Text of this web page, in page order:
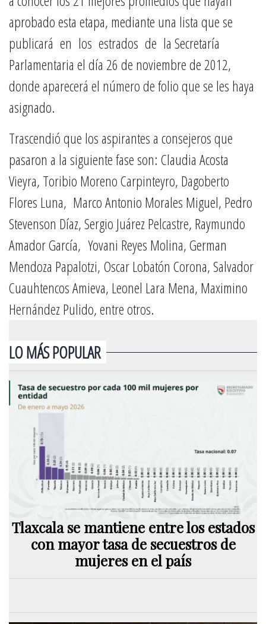
aprobado esta etapa, mediante una lista que se
publicará en los estrados de la Secretaría
Parlamentaria el día 26 de noviembre de 2012,
donde aparecerá el número de folio que se les haya
asignado.
Trascendió que los aspirantes a consejeros que
pasaron a la siguiente fase son: Claudia Acosta
Vieyra, Toribio Moreno Carpinteyro, Dagoberto
Flores Luna, Marco Antonio Morales Miguel, Pedro
Stevenson Díaz, Sergio Juárez Pelcastre, Raymundo
Amador García, Yovani Reyes Molina, German
Mendoza Papalotzi, Oscar Lobatón Corona, Salvador
Cuauhtencos Amieva, Leonel Lara Mena, Maximino
Hernández Pulido, entre otros.
LO MÁS POPULAR
Tlaxcala se mantiene entre los estados
con mayor tasa de secuestros de
mujeres en el país